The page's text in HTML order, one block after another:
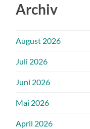
Archiv
August 2026
Juli 2026
Juni 2026
Mai 2026
April 2026